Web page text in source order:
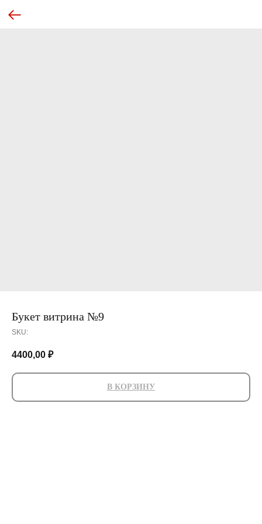
Букет витрина №9
SKU:
4400,00 ₽
В КОРЗИНУ